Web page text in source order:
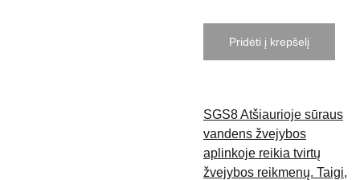
Pridėti į krepšelį
SGS8 Atšiaurioje sūraus
vandens žvejybos
aplinkoje reikia tvirtų
žvejybos reikmenų. Taigi,